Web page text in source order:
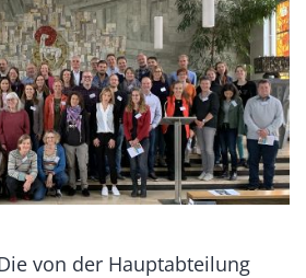
von der Hauptabteilung